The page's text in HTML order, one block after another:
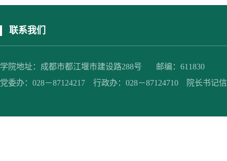
联系我们
学院地址：成都市都江堰市建设路288号 邮编：611830
党委办：028－87124217 行政办：028－87124710 院长书记信